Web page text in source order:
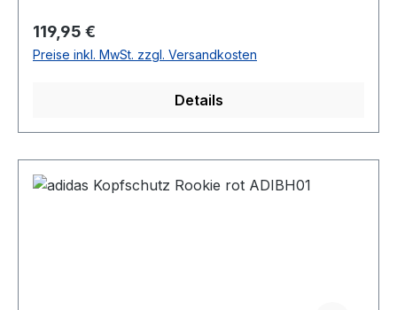
Regulärer Preis:
119,95 €
Preise inkl. MwSt. zzgl. Versandkosten
Details